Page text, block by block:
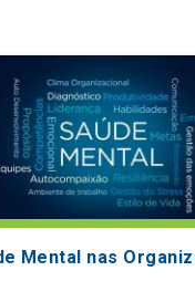
Mental nas